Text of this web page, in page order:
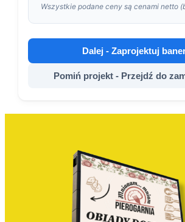
Wszystkie podane ceny są cenami netto
Dalej - Zaprojektuj
Pomiń projekt - Przejdź do